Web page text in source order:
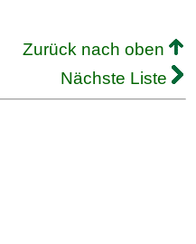
Zurück nach oben
Nächste Liste